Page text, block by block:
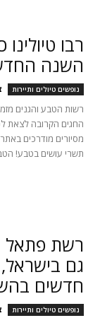
רבו
השנה
נופשים טיולים ותיירות
רשות הטבע והגנים
החגים הקרובה לצאת
מסיורים מודרכים
תשרי עושים בטבע!
רשת פתאל
גם
חדשים
נופשים טיולים ותיירות